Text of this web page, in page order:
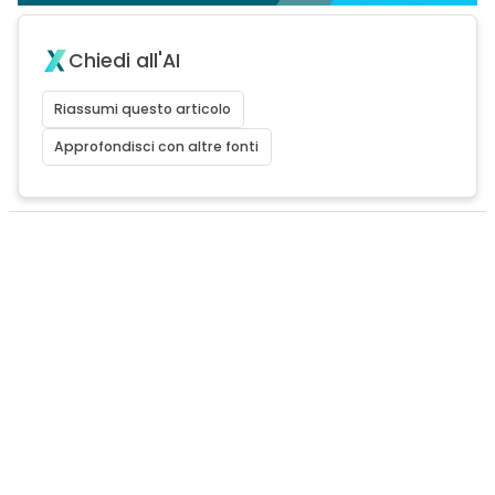
Chiedi all'AI
Riassumi questo articolo
Approfondisci con altre fonti